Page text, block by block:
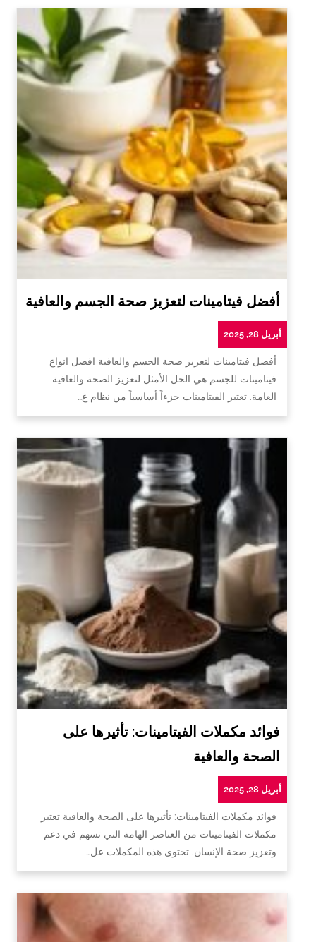
أفضل فيتامينات لتعزيز صحة الجسم والعافية
أبريل 28, 2025
أفضل فيتامينات لتعزيز صحة الجسم والعافية افضل انواع
فيتامينات للجسم هي الحل الأمثل لتعزيز الصحة والعافية
العامة. تعتبر الفيتامينات جزءاً أساسياً من نظام غ…
فوائد مكملات الفيتامينات: تأثيرها على
الصحة والعافية
أبريل 28, 2025
فوائد مكملات الفيتامينات: تأثيرها على الصحة والعافية تعتبر
مكملات الفيتامينات من العناصر الهامة التي تسهم في دعم
وتعزيز صحة الإنسان. تحتوي هذه المكملات عل…